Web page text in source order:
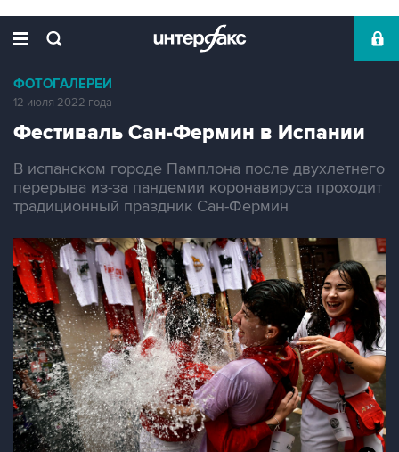
ФОТОГАЛЕРЕИ
12 июля 2022 года
Фестиваль Сан-Фермин в Испании
В испанском городе Памплона после двухлетнего
перерыва из-за пандемии коронавируса проходит
традиционный праздник Сан-Фермин